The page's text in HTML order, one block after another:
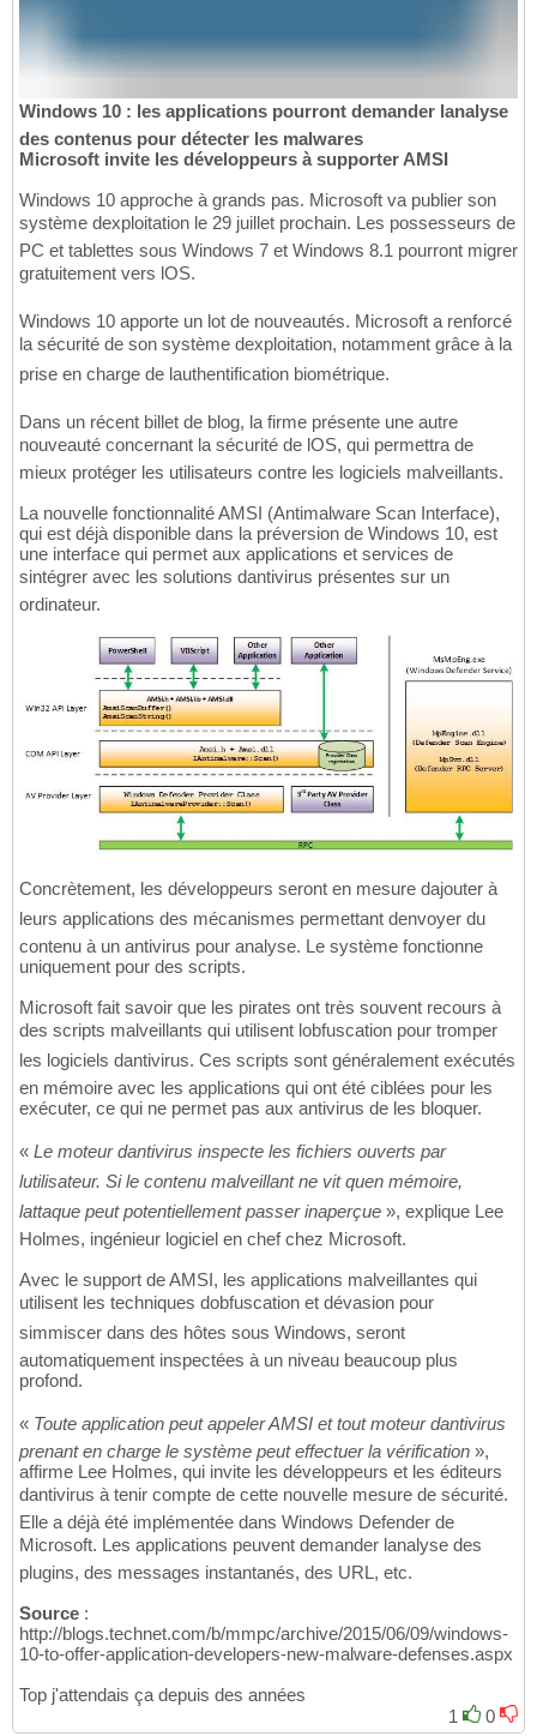
Windows 10 : les applications pourront demander lanalyse
des contenus pour détecter les malwares
Microsoft invite les développeurs à supporter AMSI
Windows 10 approche à grands pas. Microsoft va publier son
système dexploitation le 29 juillet prochain. Les possesseurs de
PC et tablettes sous Windows 7 et Windows 8.1 pourront migrer
gratuitement vers lOS.
Windows 10 apporte un lot de nouveautés. Microsoft a renforcé
la sécurité de son système dexploitation, notamment grâce à la
prise en charge de lauthentification biométrique.
Dans un récent billet de blog, la firme présente une autre
nouveauté concernant la sécurité de lOS, qui permettra de
mieux protéger les utilisateurs contre les logiciels malveillants.
La nouvelle fonctionnalité AMSI (Antimalware Scan Interface),
qui est déjà disponible dans la préversion de Windows 10, est
une interface qui permet aux applications et services de
sintégrer avec les solutions dantivirus présentes sur un
ordinateur.
Concrètement, les développeurs seront en mesure dajouter à
leurs applications des mécanismes permettant denvoyer du
contenu à un antivirus pour analyse. Le système fonctionne
uniquement pour des scripts.
Microsoft fait savoir que les pirates ont très souvent recours à
des scripts malveillants qui utilisent lobfuscation pour tromper
les logiciels dantivirus. Ces scripts sont généralement exécutés
en mémoire avec les applications qui ont été ciblées pour les
exécuter, ce qui ne permet pas aux antivirus de les bloquer.
« Le moteur dantivirus inspecte les fichiers ouverts par
lutilisateur. Si le contenu malveillant ne vit quen mémoire,
lattaque peut potentiellement passer inaperçue », explique Lee
Holmes, ingénieur logiciel en chef chez Microsoft.
Avec le support de AMSI, les applications malveillantes qui
utilisent les techniques dobfuscation et dévasion pour
simmiscer dans des hôtes sous Windows, seront
automatiquement inspectées à un niveau beaucoup plus
profond.
« Toute application peut appeler AMSI et tout moteur dantivirus
prenant en charge le système peut effectuer la vérification »,
affirme Lee Holmes, qui invite les développeurs et les éditeurs
dantivirus à tenir compte de cette nouvelle mesure de sécurité.
Elle a déjà été implémentée dans Windows Defender de
Microsoft. Les applications peuvent demander lanalyse des
plugins, des messages instantanés, des URL, etc.
Source :
http://blogs.technet.com/b/mmpc/archive/2015/06/09/windows-
10-to-offer-application-developers-new-malware-defenses.aspx
Top j'attendais ça depuis des années
1
0